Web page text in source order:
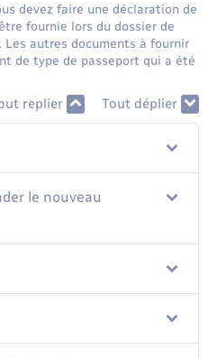
devez faire une déclaration de
fournie lors du dossier de
Les autres documents à fournir
de type de passeport qui a été
replier Tout déplier
le nouveau